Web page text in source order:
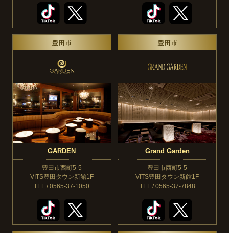
豊田市
GARDEN
豊田市西町5-5
VITS豊田タウン新館1F
TEL / 0565-37-1050
豊田市
Grand Garden
豊田市西町5-5
VITS豊田タウン新館1F
TEL / 0565-37-7848